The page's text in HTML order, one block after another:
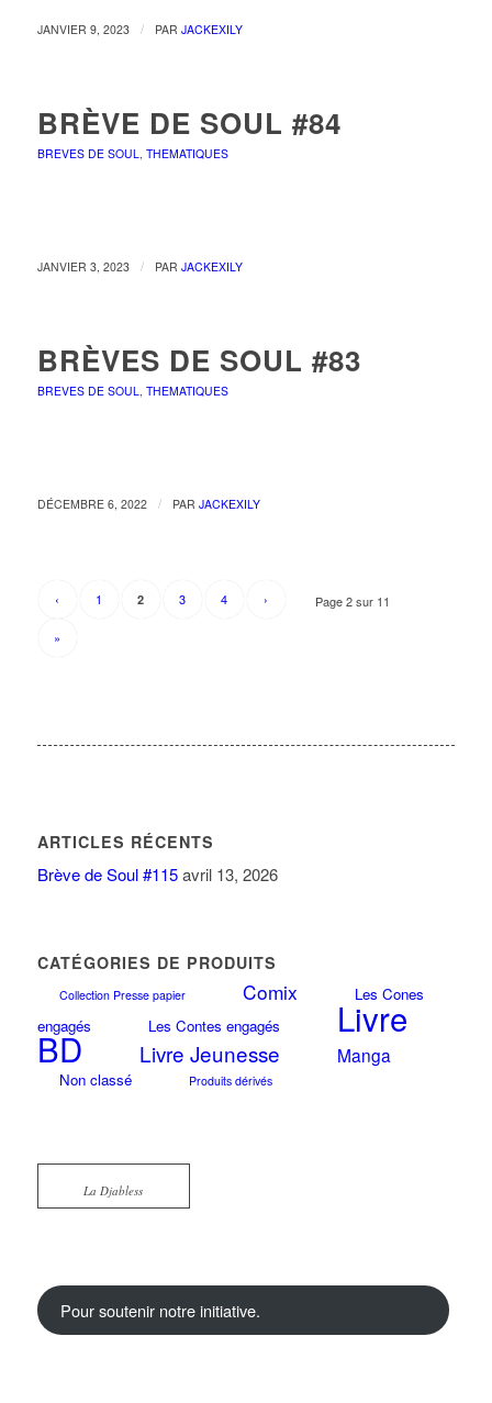
JANVIER 9, 2023 / PAR JACKEXILY
BRÈVE DE SOUL #84
BREVES DE SOUL, THEMATIQUES
JANVIER 3, 2023 / PAR JACKEXILY
BRÈVES DE SOUL #83
BREVES DE SOUL, THEMATIQUES
DÉCEMBRE 6, 2022 / PAR JACKEXILY
Page 2 sur 11
‹ 1 2 3 4 ›
»
ARTICLES RÉCENTS
Brève de Soul #115 avril 13, 2026
CATÉGORIES DE PRODUITS
Collection Presse papier Comix
Les Cones
engagés
Les Contes engagés Livre
BD Livre Jeunesse Manga
Non classé Produits dérivés
La Djabless
Pour soutenir notre initiative.